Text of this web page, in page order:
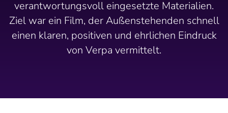
verantwortungsvoll eingesetzte Materialien.
Ziel war ein Film, der Außenstehenden schnell
einen klaren, positiven und ehrlichen Eindruck
von Verpa vermittelt.